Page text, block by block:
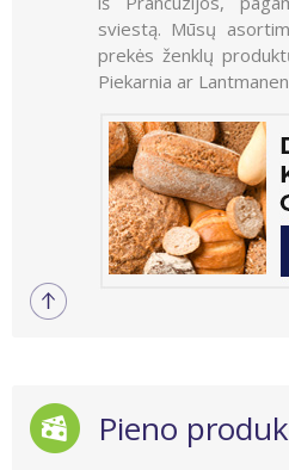
sviestą. Mūsų
prekės ženklų
Piekarnia ar
Pieno